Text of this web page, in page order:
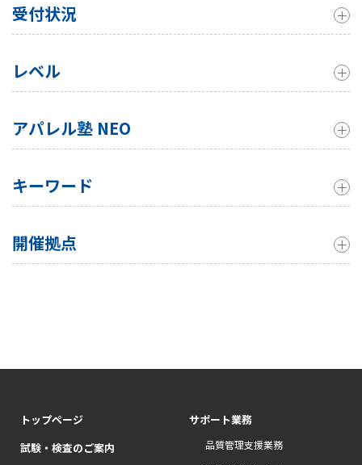
受付状況
レベル
アパレル塾 NEO
キーワード
開催拠点
トップページ
試験・検査のご案内
サポート業務
品質管理支援業務